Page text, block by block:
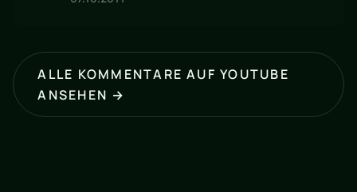
ALLE KOMMENTARE AUF YOUTUBE
ANSEHEN →